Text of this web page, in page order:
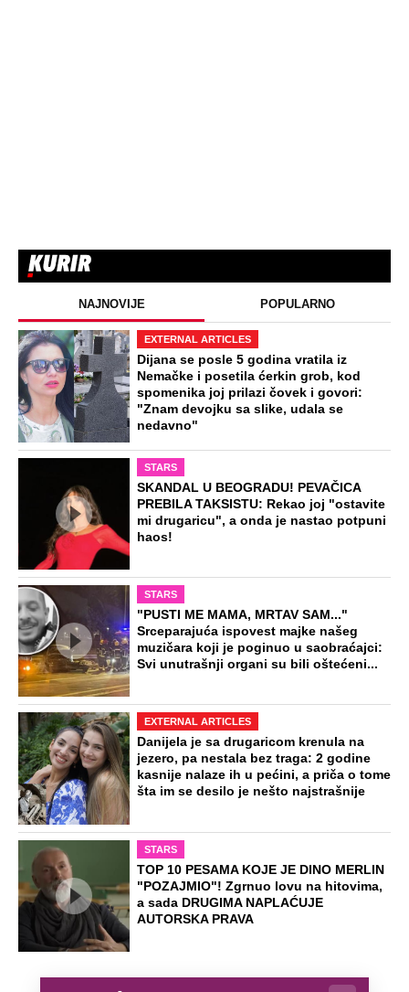
NAJNOVIJE POPULARNO
EXTERNAL ARTICLES
Dijana se posle 5 godina vratila iz
Nemačke i posetila ćerkin grob, kod
spomenika joj prilazi čovek i govori:
"Znam devojku sa slike, udala se
nedavno"
STARS
SKANDAL U BEOGRADU! PEVAČICA
PREBILA TAKSISTU: Rekao joj "ostavite
mi drugaricu", a onda je nastao potpuni
haos!
STARS
"PUSTI ME MAMA, MRTAV SAM..."
Srceparajuća ispovest majke našeg
muzičara koji je poginuo u saobraćajci:
Svi unutrašnji organi su bili oštećeni...
EXTERNAL ARTICLES
Danijela je sa drugaricom krenula na
jezero, pa nestala bez traga: 2 godine
kasnije nalaze ih u pećini, a priča o tome
šta im se desilo je nešto najstrašnije
STARS
TOP 10 PESAMA KOJE JE DINO MERLIN
"POZAJMIO"! Zgrnuo lovu na hitovima,
a sada DRUGIMA NAPLAĆUJE
AUTORSKA PRAVA